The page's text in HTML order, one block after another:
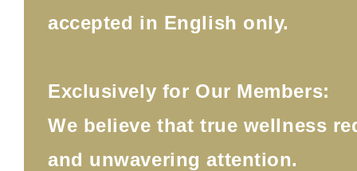
accepted in English only.
Exclusively for Our Members:
We believe that true wellness
and unwavering attention.